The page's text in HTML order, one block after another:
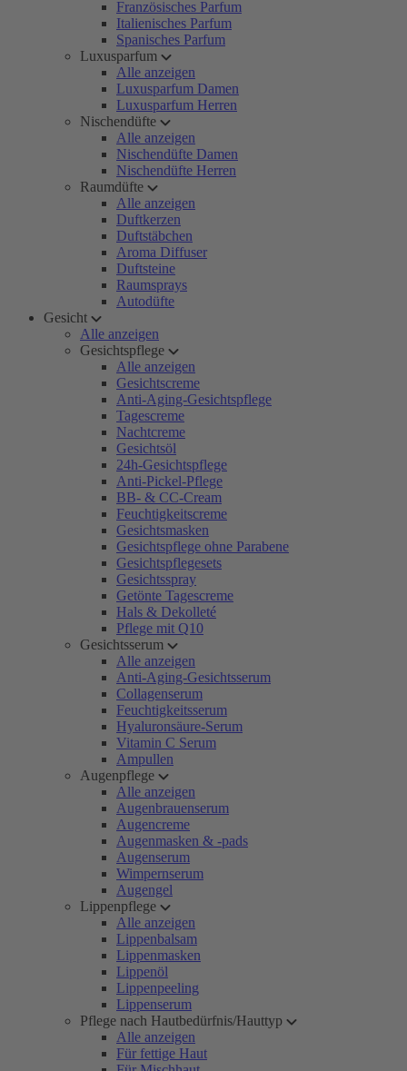
Französisches Parfum
Italienisches Parfum
Spanisches Parfum
Luxusparfum
Alle anzeigen
Luxusparfum Damen
Luxusparfum Herren
Nischendüfte
Alle anzeigen
Nischendüfte Damen
Nischendüfte Herren
Raumdüfte
Alle anzeigen
Duftkerzen
Duftstäbchen
Aroma Diffuser
Duftsteine
Raumsprays
Autodüfte
Gesicht
Alle anzeigen
Gesichtspflege
Alle anzeigen
Gesichtscreme
Anti-Aging-Gesichtspflege
Tagescreme
Nachtcreme
Gesichtsöl
24h-Gesichtspflege
Anti-Pickel-Pflege
BB- & CC-Cream
Feuchtigkeitscreme
Gesichtsmasken
Gesichtspflege ohne Parabene
Gesichtspflegesets
Gesichtsspray
Getönte Tagescreme
Hals & Dekolleté
Pflege mit Q10
Gesichtsserum
Alle anzeigen
Anti-Aging-Gesichtsserum
Collagenserum
Feuchtigkeitsserum
Hyaluronsäure-Serum
Vitamin C Serum
Ampullen
Augenpflege
Alle anzeigen
Augenbrauenserum
Augencreme
Augenmasken & -pads
Augenserum
Wimpernserum
Augengel
Lippenpflege
Alle anzeigen
Lippenbalsam
Lippenmasken
Lippenöl
Lippenpeeling
Lippenserum
Pflege nach Hautbedürfnis/Hauttyp
Alle anzeigen
Für fettige Haut